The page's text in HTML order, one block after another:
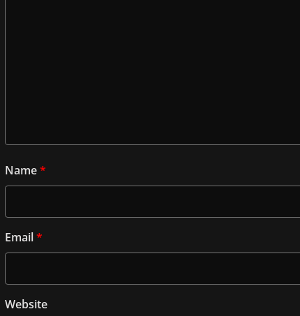
Name*
Email*
Website